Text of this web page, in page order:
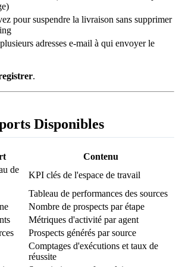
pour suspendre la livraison sans supprimer
adresses e-mail à qui envoyer le
.
Disponibles
Contenu
de
KPI clés de l'espace de travail
Tableau de performances des sources
Nombre de prospects par étape
Métriques d'activité par agent
Prospects générés par source
Comptages d'exécutions et taux de
réussite